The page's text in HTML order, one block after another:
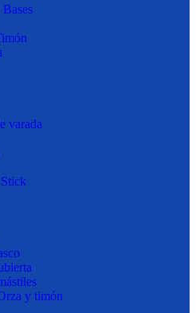
Bases
varada
y timón